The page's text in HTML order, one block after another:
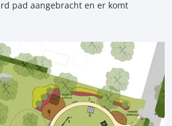
pad aangebracht en er komt